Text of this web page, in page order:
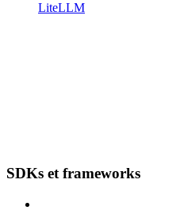
LiteLLM
SDKs et frameworks